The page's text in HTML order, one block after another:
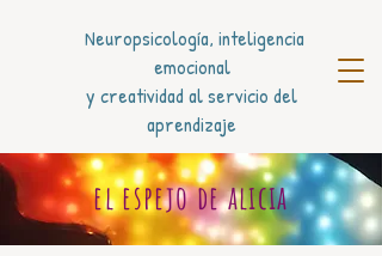
Neuropsicología, inteligencia
emocional
y creatividad al servicio del
aprendizaje
el espejo de alicia